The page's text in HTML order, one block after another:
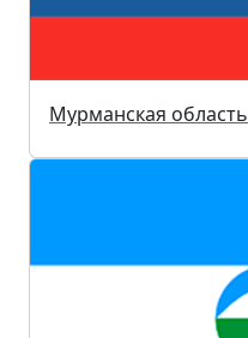
Мурманская область